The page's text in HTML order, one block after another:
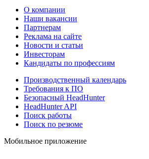
О компании
Наши вакансии
Партнерам
Реклама на сайте
Новости и статьи
Инвесторам
Кандидаты по профессиям
Производственный календарь
Требования к ПО
Безопасный HeadHunter
HeadHunter API
Поиск работы
Поиск по резюме
Мобильное приложение